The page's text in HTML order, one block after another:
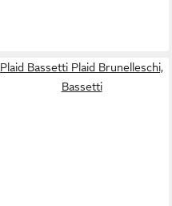
Plaid Bassetti Plaid Brunelleschi,
Bassetti